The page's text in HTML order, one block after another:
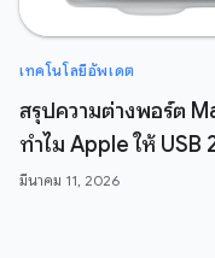
เทคโนโลยีอัพเดต
สรุปความต่างพอร์ต
ทำไม Apple ให้ USB
มีนาคม 11, 2026